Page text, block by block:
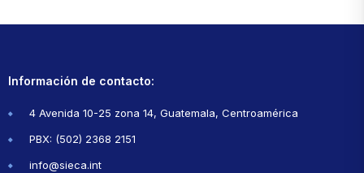
Información de contacto:
4 Avenida 10-25 zona 14, Guatemala, Centroamérica
PBX: (502) 2368 2151
info@sieca.int